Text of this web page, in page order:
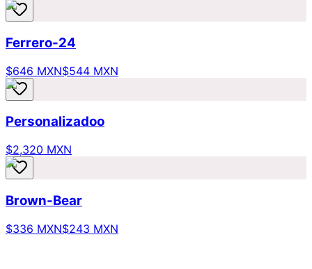
Ferrero-24
$646 MXN$544 MXN
Personalizadoo
$2,320 MXN
Brown-Bear
$336 MXN$243 MXN